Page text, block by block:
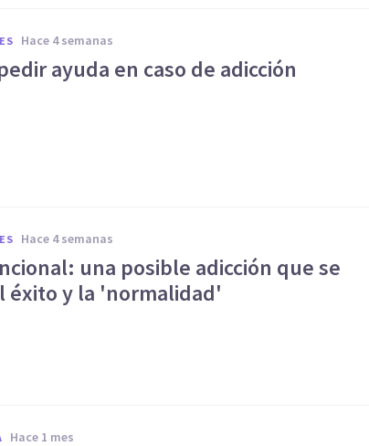
hace 4 semanas
ayuda en caso de adicción
hace 4 semanas
una posible adicción que se
éxito y la 'normalidad'
hace 1 mes